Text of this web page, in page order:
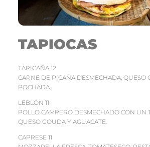
TAPIOCAS
TAPICAÑA 12
CARNE DE PICAÑA DESMECHADA, QUESO
POCHADA.
LEBLON 11
POLLO CAMPERO DESMECHADO CON UN
QUESO GOUDA Y AGUACATE.
CAPRESE 11